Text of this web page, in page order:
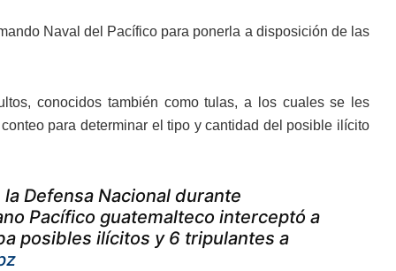
Naval del Pacífico para ponerla a disposición de las
conocidos también como tulas, a los cuales se les
para determinar el tipo y cantidad del posible ilícito
Defensa Nacional durante
Pacífico guatemalteco interceptó a
posibles ilícitos y 6 tripulantes a